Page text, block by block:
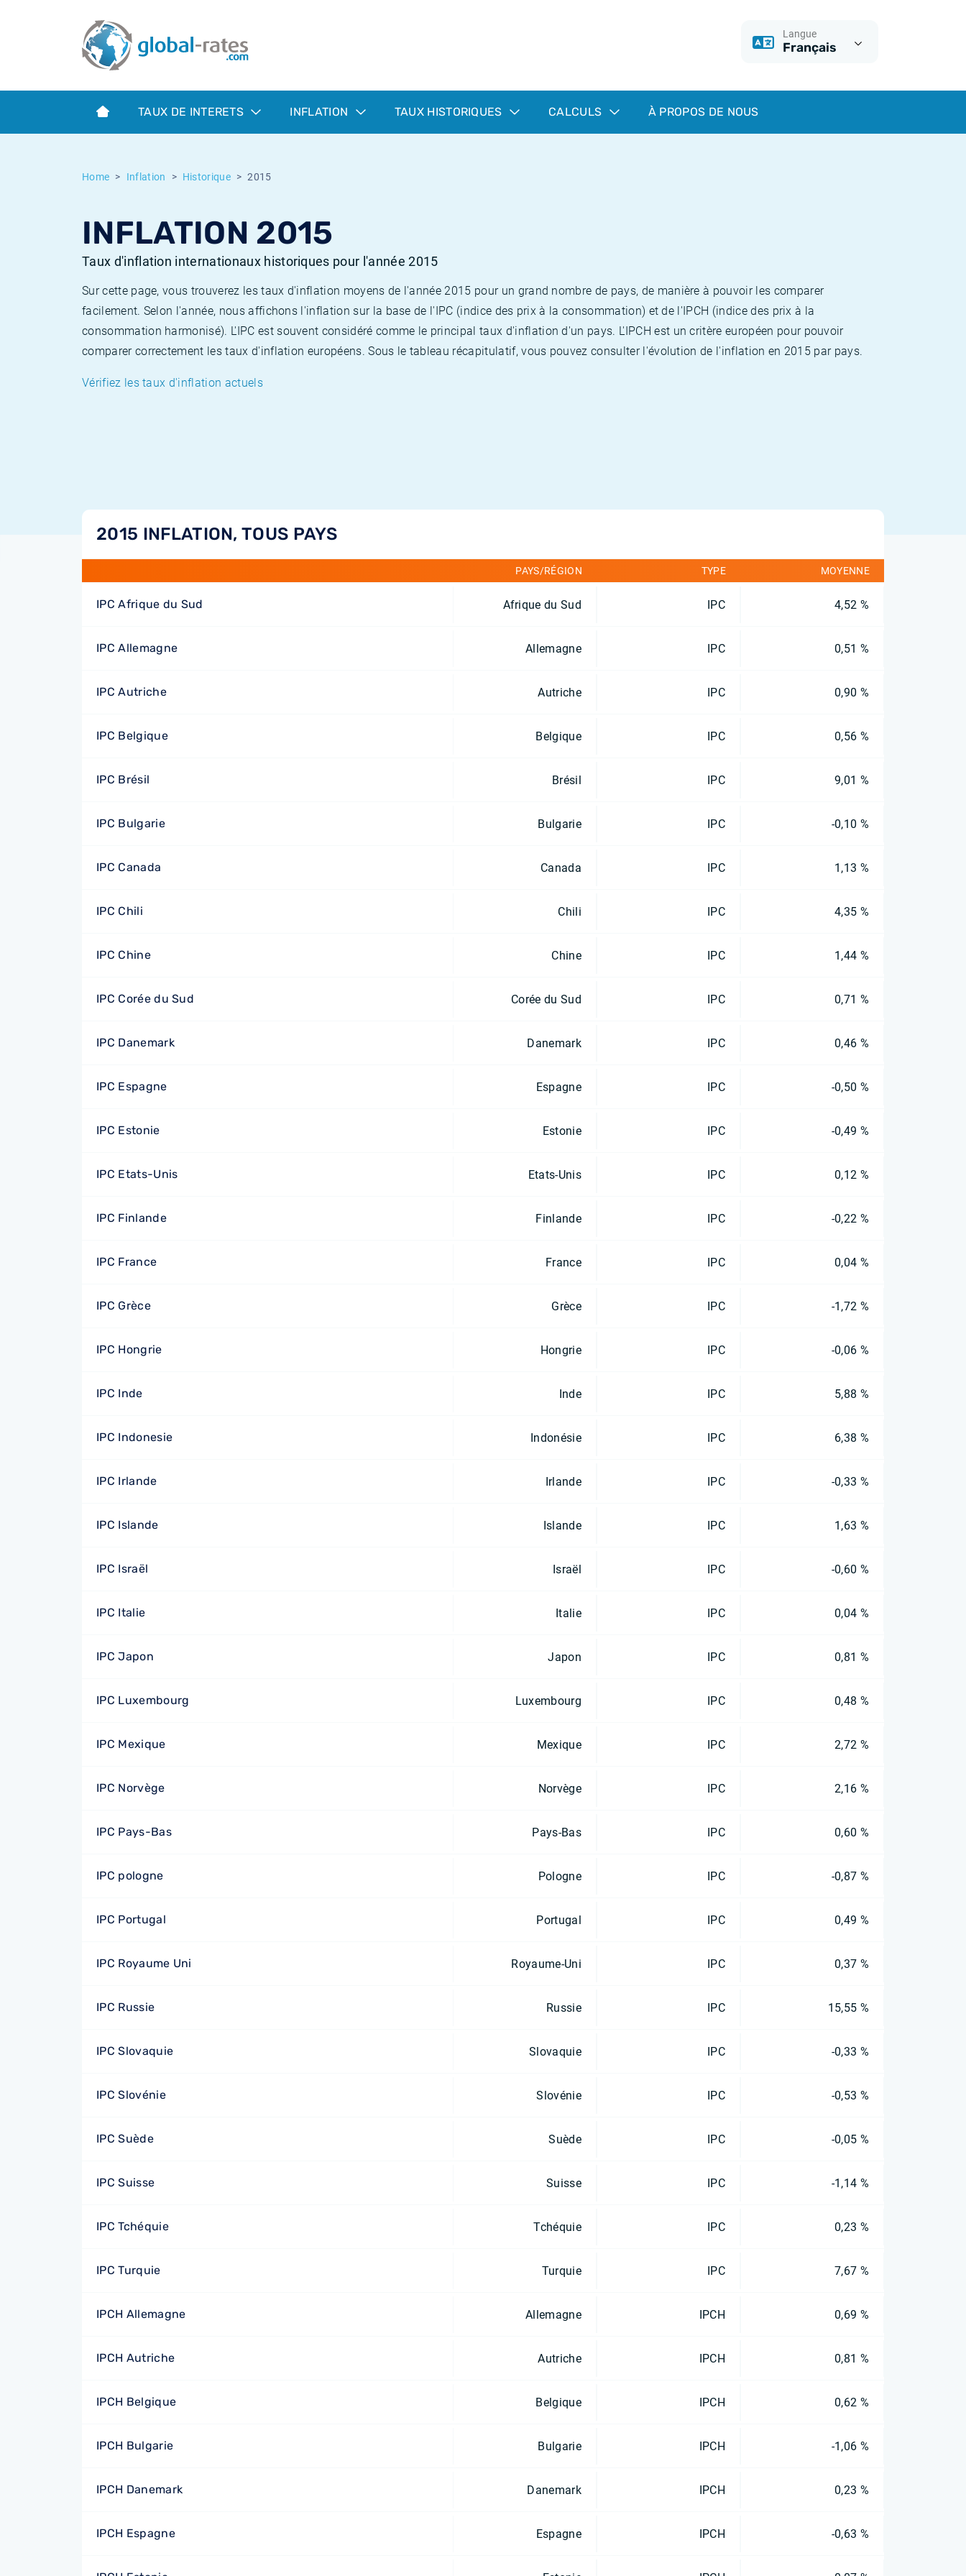
Langue
Français
TAUX DE INTERETS INFLATION TAUX HISTORIQUES CALCULS À PROPOS DE NOUS
Home Inflation Historique 2015
INFLATION 2015
Taux d'inflation internationaux historiques pour l'année 2015
Sur cette page, vous trouverez les taux d'inflation moyens de l'année 2015 pour un grand nombre de pays, de manière à pouvoir les comparer
facilement. Selon l'année, nous affichons l'inflation sur la base de l'IPC (indice des prix à la consommation) et de l'IPCH (indice des prix à la
consommation harmonisé). L'IPC est souvent considéré comme le principal taux d'inflation d'un pays. L'IPCH est un critère européen pour pouvoir
comparer correctement les taux d'inflation européens. Sous le tableau récapitulatif, vous pouvez consulter l'évolution de l'inflation en 2015 par pays.
Vérifiez les taux d'inflation actuels
2015 INFLATION, TOUS PAYS
PAYS/RÉGION TYPE MOYENNE
IPC Afrique du Sud Afrique du Sud IPC 4,52 %
IPC Allemagne Allemagne IPC 0,51 %
IPC Autriche Autriche IPC 0,90 %
IPC Belgique Belgique IPC 0,56 %
IPC Brésil Brésil IPC 9,01 %
IPC Bulgarie Bulgarie IPC -0,10 %
IPC Canada Canada IPC 1,13 %
IPC Chili Chili IPC 4,35 %
IPC Chine Chine IPC 1,44 %
IPC Corée du Sud Corée du Sud IPC 0,71 %
IPC Danemark Danemark IPC 0,46 %
IPC Espagne Espagne IPC -0,50 %
IPC Estonie Estonie IPC -0,49 %
IPC Etats-Unis Etats-Unis IPC 0,12 %
IPC Finlande Finlande IPC -0,22 %
IPC France France IPC 0,04 %
IPC Grèce Grèce IPC -1,72 %
IPC Hongrie Hongrie IPC -0,06 %
IPC Inde Inde IPC 5,88 %
IPC Indonesie Indonésie IPC 6,38 %
IPC Irlande Irlande IPC -0,33 %
IPC Islande Islande IPC 1,63 %
IPC Israël Israël IPC -0,60 %
IPC Italie Italie IPC 0,04 %
IPC Japon Japon IPC 0,81 %
IPC Luxembourg Luxembourg IPC 0,48 %
IPC Mexique Mexique IPC 2,72 %
IPC Norvège Norvège IPC 2,16 %
IPC Pays-Bas Pays-Bas IPC 0,60 %
IPC pologne Pologne IPC -0,87 %
IPC Portugal Portugal IPC 0,49 %
IPC Royaume Uni Royaume-Uni IPC 0,37 %
IPC Russie Russie IPC 15,55 %
IPC Slovaquie Slovaquie IPC -0,33 %
IPC Slovénie Slovénie IPC -0,53 %
IPC Suède Suède IPC -0,05 %
IPC Suisse Suisse IPC -1,14 %
IPC Tchéquie Tchéquie IPC 0,23 %
IPC Turquie Turquie IPC 7,67 %
IPCH Allemagne Allemagne IPCH 0,69 %
IPCH Autriche Autriche IPCH 0,81 %
IPCH Belgique Belgique IPCH 0,62 %
IPCH Bulgarie Bulgarie IPCH -1,06 %
IPCH Danemark Danemark IPCH 0,23 %
IPCH Espagne Espagne IPCH -0,63 %
Term SOFR
Qu'est-ce que l'inflation IPC?
Qu'est-ce que l'inflation IPCH?
Taux Euribor historiques
Taux ESTER historiques
Taux d'inflation historiques
Calculateur d’inflation